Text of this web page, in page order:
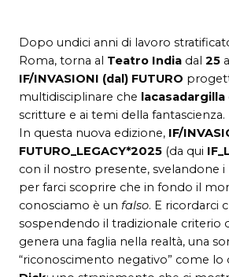
Dopo undici anni di lavoro
Roma, torna al Teatro India dal 25
IF/INVASIONI (dal) FUTURO
multidisciplinare che lacasadargilla
scritture e ai temi della fantascienza.
In questa nuova edizione, IF/
FUTURO_LEGACY*2025 (da qui
con il nostro presente, svelandone i
per farci scoprire che in fondo il
conosciamo è un falso. E ricordarci
sospendendo il tradizionale criterio
genera una faglia nella realtà, una
“riconoscimento negativo” come lo